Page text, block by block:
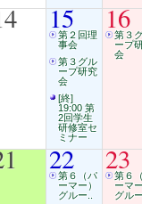
15
第２回理
事会
第３グル
ープ研究
会
[終]
19:00 第
2回学生
研修室セ
ミナー
16
第３
ープ
会
22
第６（パ
ーマー）
グルー..
23
第６
ーマ
グル